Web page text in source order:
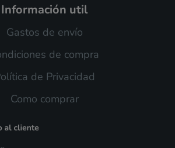
información util
Gastos de envío
de compra
de Privacidad
Como comprar